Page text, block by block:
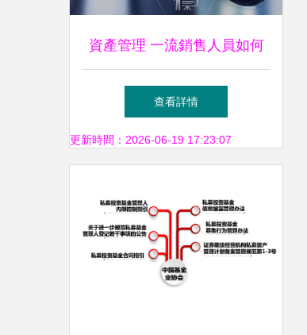
資產管理 一流銷售人員如何
通過精準配置實現業績倍增
查看詳情
更新時間：2026-06-19 17:23:07